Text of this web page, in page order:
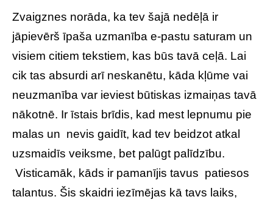
Zvaigznes norāda, ka tev šajā nedēļā ir
jāpievērš īpaša uzmanība e-pastu saturam un
visiem citiem tekstiem, kas būs tavā ceļā. Lai
cik tas absurdi arī neskanētu, kāda kļūme vai
neuzmanība var ieviest būtiskas izmaiņas tavā
nākotnē. Ir īstais brīdis, kad mest lepnumu pie
malas un nevis gaidīt, kad tev beidzot atkal
uzsmaidīs veiksme, bet palūgt palīdzību.
Visticamāk, kāds ir pamanījis tavus patiesos
talantus. Šis skaidri iezīmējas kā tavs laiks,